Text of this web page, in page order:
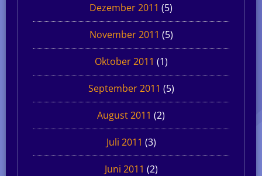
Dezember 2011 (5)
November 2011 (5)
Oktober 2011 (1)
September 2011 (5)
August 2011 (2)
Juli 2011 (3)
Juni 2011 (2)